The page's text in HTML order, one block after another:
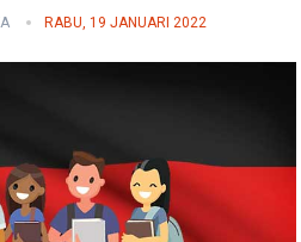
RABU, 19 JANUARI 2022